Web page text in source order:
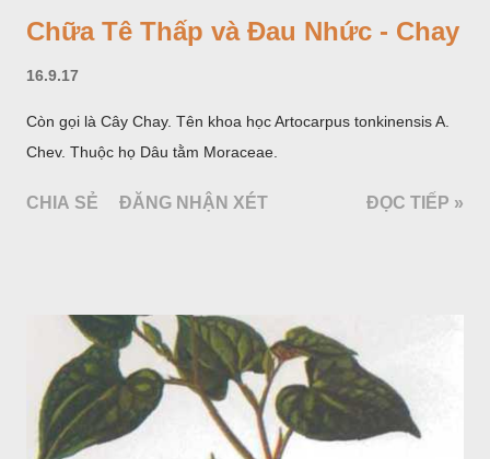
Chữa Tê Thấp và Đau Nhức - Chay
16.9.17
Còn gọi là Cây Chay. Tên khoa học Artocarpus tonkinensis A.
Chev. Thuộc họ Dâu tằm Moraceae.
CHIA SẺ ĐĂNG NHẬN XÉT ĐỌC TIẾP »